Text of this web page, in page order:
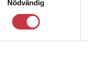
Nödvändig
som